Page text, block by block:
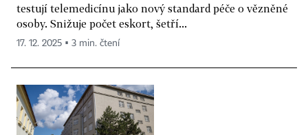
testují telemedicínu jako nový standard péče o vězněné
osoby. Snižuje počet eskort, šetří...
17. 12. 2025 ▪ 3 min. čtení